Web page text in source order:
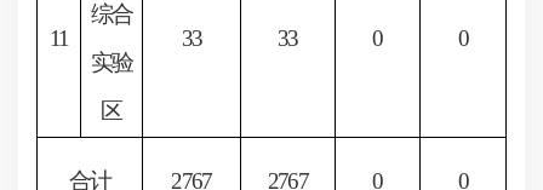
11
综合
实验
区
33 33 0 0
合计 2767 2767 0 0